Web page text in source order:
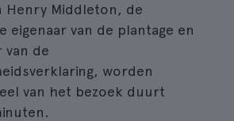
Henry Middleton, de
eigenaar van de plantage en
van de
worden
van het bezoek duurt